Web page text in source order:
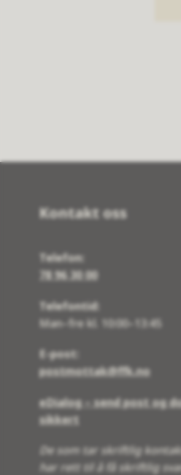
Kontakt oss
Telefon:
78 96 30 00
Telefontid:
Man–fre kl. 10:00–13:45
E-post:
postmottak@ffk.no
eDialog – send post og
sikkert
De som tar skriftlig
har rett til å få skriftlig